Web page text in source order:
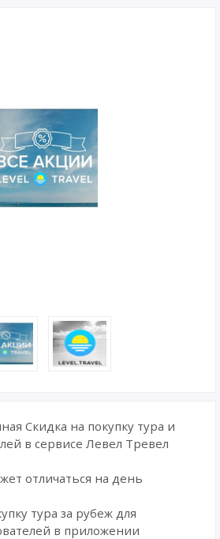
Скидка на покупку тура и
в сервисе Левел Тревел
отличаться на день
тура за рубеж для
в приложении